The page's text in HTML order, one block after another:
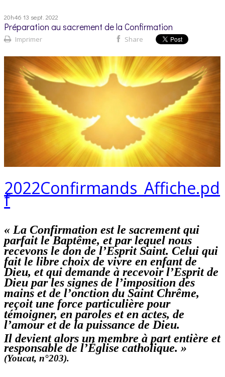
20h46 13 sept. 2022
Préparation au sacrement de la Confirmation
Imprimer Share
2022Confirmands_Affiche.pd
f
« La Confirmation est le sacrement qui
parfait le Baptême, et par lequel nous
recevons le don de l’Esprit Saint. Celui qui
fait le libre choix de vivre en enfant de
Dieu, et qui demande à recevoir l’Esprit de
Dieu par les signes de l’imposition des
mains et de l’onction du Saint Chrême,
reçoit une force particulière pour
témoigner, en paroles et en actes, de
l’amour et de la puissance de Dieu.
Il devient alors un membre à part entière et
responsable de l’Église catholique. »
(Youcat, n°203).